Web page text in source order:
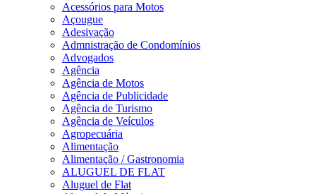
Acessórios para Motos
Açougue
Adesivação
Admnistração de Condomínios
Advogados
Agência
Agência de Motos
Agência de Publicidade
Agência de Turismo
Agência de Veículos
Agropecuária
Alimentação
Alimentação / Gastronomia
ALUGUEL DE FLAT
Aluguel de Flat